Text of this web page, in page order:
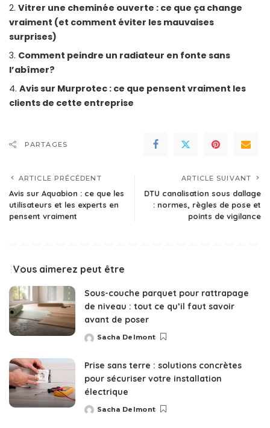
Vitrer une cheminée ouverte : ce que ça change
vraiment (et comment éviter les mauvaises
surprises)
Comment peindre un radiateur en fonte sans
l’abîmer?
Avis sur Murprotec : ce que pensent vraiment les
clients de cette entreprise
PARTAGES
ARTICLE PRÉCÉDENT
Avis sur Aquabion : ce que les
utilisateurs et les experts en
pensent vraiment
ARTICLE SUIVANT
DTU canalisation sous dallage
: normes, règles de pose et
points de vigilance
Vous aimerez peut être
Sous-couche parquet pour rattrapage
de niveau : tout ce qu’il faut savoir
avant de poser
Posted
Sacha Delmont
Prise sans terre : solutions concrètes
pour sécuriser votre installation
électrique
Posted
Sacha Delmont